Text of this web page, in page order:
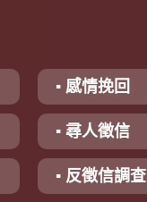
▪ 感情挽回
▪ 尋人徵信
▪ 反徵信調查